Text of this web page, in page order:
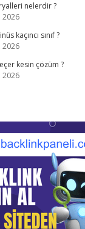
nelerdir ?
2026
kaçıncı sınıf ?
2026
kesin çözüm ?
2026